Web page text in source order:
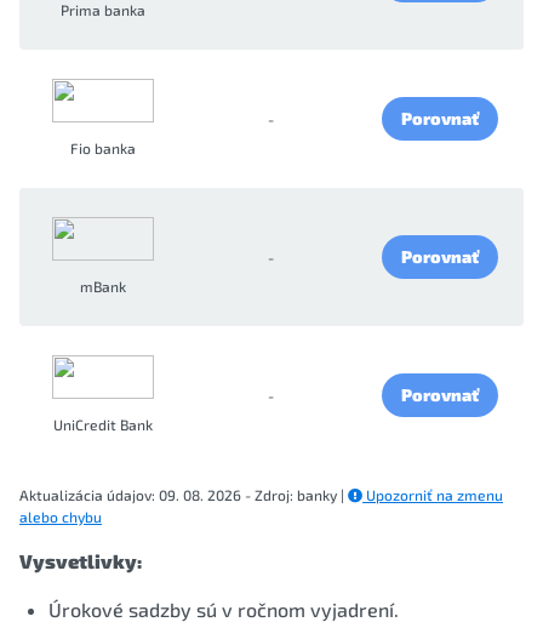
Prima banka
Fio banka
- Porovnať
mBank
- Porovnať
UniCredit Bank
- Porovnať
Aktualizácia údajov: 09. 08. 2026 - Zdroj: banky |
Upozorniť na zmenu
alebo chybu
Vysvetlivky:
Úrokové sadzby sú v ročnom vyjadrení.